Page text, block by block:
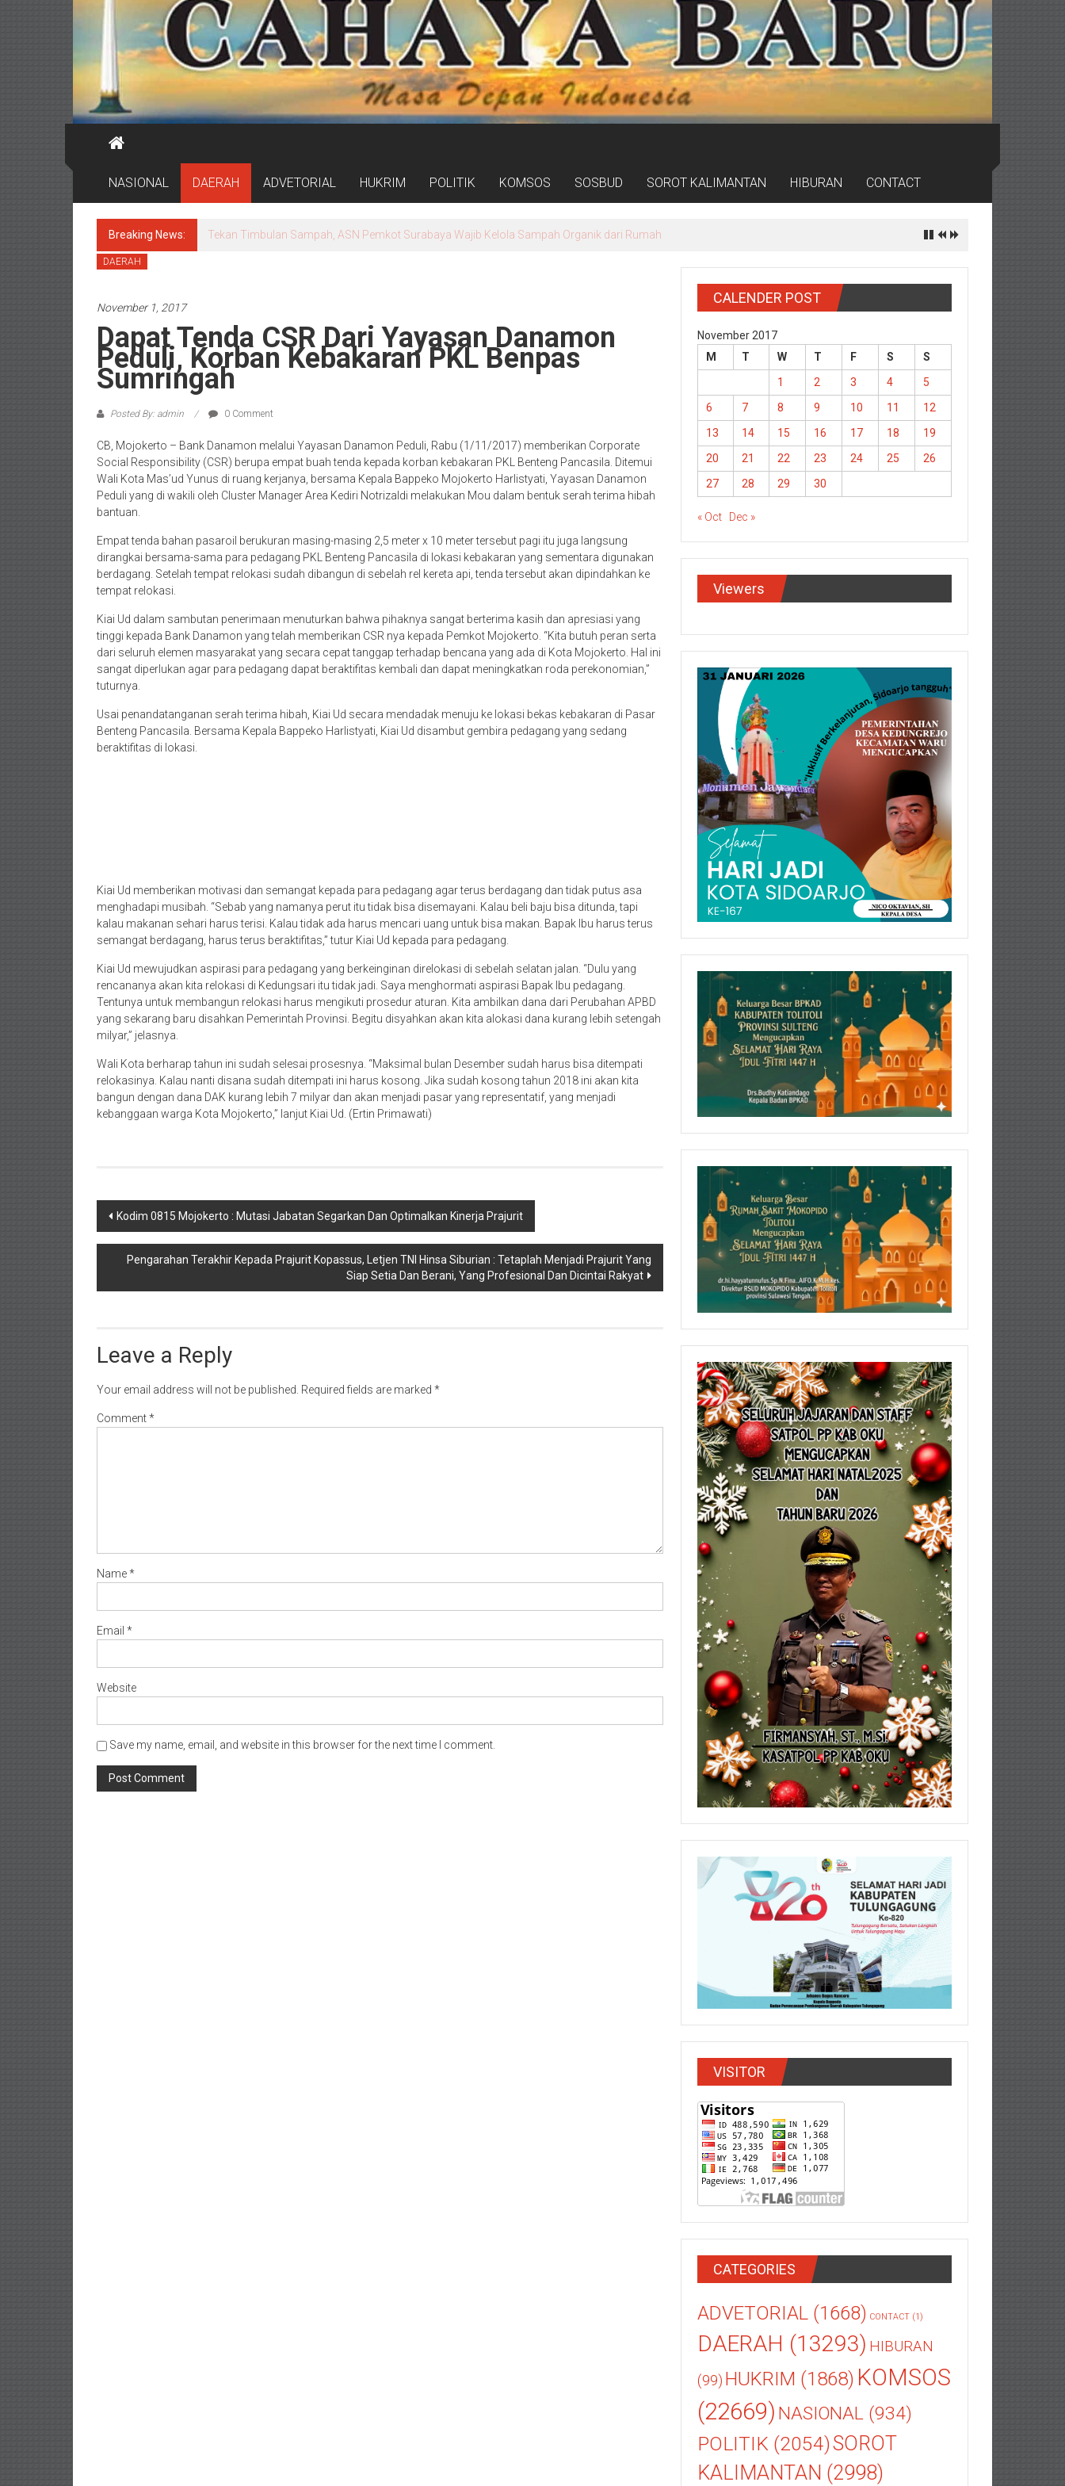
NASIONAL DAERAH ADVETORIAL HUKRIM POLITIK KOMSOS SOSBUD SOROT KALIMANTAN HIBURAN CONTACT
Breaking News: Wali Kota Eri Minta Direksi PAM Surya Sembada Percepat Aliran Air Bersih hingga ke Kampung
DAERAH
November 1, 2017
Dapat Tenda CSR Dari Yayasan Danamon
Peduli, Korban Kebakaran PKL Benpas
Sumringah
Posted By: admin 0 Comment
CB, Mojokerto – Bank Danamon melalui Yayasan Danamon Peduli, Rabu (1/11/2017) memberikan Corporate
Social Responsibility (CSR) berupa empat buah tenda kepada korban kebakaran PKL Benteng Pancasila. Ditemui
Wali Kota Mas’ud Yunus di ruang kerjanya, bersama Kepala Bappeko Mojokerto Harlistyati, Yayasan Danamon
Peduli yang di wakili oleh Cluster Manager Area Kediri Notrizaldi melakukan Mou dalam bentuk serah terima hibah
bantuan.
Empat tenda bahan pasaroil berukuran masing-masing 2,5 meter x 10 meter tersebut pagi itu juga langsung
dirangkai bersama-sama para pedagang PKL Benteng Pancasila di lokasi kebakaran yang sementara digunakan
berdagang. Setelah tempat relokasi sudah dibangun di sebelah rel kereta api, tenda tersebut akan dipindahkan ke
tempat relokasi.
Kiai Ud dalam sambutan penerimaan menuturkan bahwa pihaknya sangat berterima kasih dan apresiasi yang
tinggi kepada Bank Danamon yang telah memberikan CSR nya kepada Pemkot Mojokerto. “Kita butuh peran serta
dari seluruh elemen masyarakat yang secara cepat tanggap terhadap bencana yang ada di Kota Mojokerto. Hal ini
sangat diperlukan agar para pedagang dapat beraktifitas kembali dan dapat meningkatkan roda perekonomian,”
tuturnya.
Usai penandatanganan serah terima hibah, Kiai Ud secara mendadak menuju ke lokasi bekas kebakaran di Pasar
Benteng Pancasila. Bersama Kepala Bappeko Harlistyati, Kiai Ud disambut gembira pedagang yang sedang
beraktifitas di lokasi.
Kiai Ud memberikan motivasi dan semangat kepada para pedagang agar terus berdagang dan tidak putus asa
menghadapi musibah. “Sebab yang namanya perut itu tidak bisa disemayani. Kalau beli baju bisa ditunda, tapi
kalau makanan sehari harus terisi. Kalau tidak ada harus mencari uang untuk bisa makan. Bapak Ibu harus terus
semangat berdagang, harus terus beraktifitas,” tutur Kiai Ud kepada para pedagang.
Kiai Ud mewujudkan aspirasi para pedagang yang berkeinginan direlokasi di sebelah selatan jalan. “Dulu yang
rencananya akan kita relokasi di Kedungsari itu tidak jadi. Saya menghormati aspirasi Bapak Ibu pedagang.
Tentunya untuk membangun relokasi harus mengikuti prosedur aturan. Kita ambilkan dana dari Perubahan APBD
yang sekarang baru disahkan Pemerintah Provinsi. Begitu disyahkan akan kita alokasi dana kurang lebih setengah
milyar,” jelasnya.
Wali Kota berharap tahun ini sudah selesai prosesnya. “Maksimal bulan Desember sudah harus bisa ditempati
relokasinya. Kalau nanti disana sudah ditempati ini harus kosong. Jika sudah kosong tahun 2018 ini akan kita
bangun dengan dana DAK kurang lebih 7 milyar dan akan menjadi pasar yang representatif, yang menjadi
kebanggaan warga Kota Mojokerto,” lanjut Kiai Ud. (Ertin Primawati)
Post
navigation
Kodim 0815 Mojokerto : Mutasi Jabatan Segarkan Dan Optimalkan Kinerja Prajurit
Pengarahan Terakhir Kepada Prajurit Kopassus, Letjen TNI Hinsa Siburian : Tetaplah Menjadi Prajurit Yang
Siap Setia Dan Berani, Yang Profesional Dan Dicintai Rakyat
Leave a Reply
Your email address will not be published. Required fields are marked *
Comment*
Name*
Email *
Website
Save my name, email, and website in this browser for the next time I comment.
CALENDER POST
November 2017
M
T W T F S
S
1
2 3 4
5
6
7 8 9 10 11
12
13
14 15 16 17 18
19
20
21 22 23 24 25
26
27
28 29 30
« Oct Dec »
Viewers
VISITOR
CATEGORIES
ADVETORIAL (1668) CONTACT (1)
DAERAH (13293) HIBURAN
(99) HUKRIM (1868) KOMSOS
(22669) NASIONAL (934)
POLITIK (2054)SOROT
KALIMANTAN (2998)